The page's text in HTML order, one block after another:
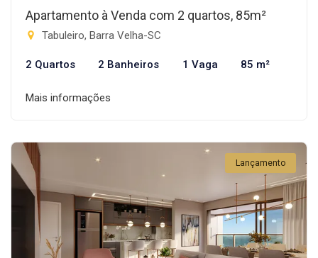
Apartamento à Venda com 2 quartos, 85m²
Tabuleiro, Barra Velha-SC
2 Quartos 2 Banheiros 1 Vaga 85 m²
Mais informações
Lançamento